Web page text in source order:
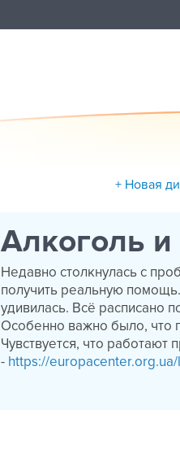
+ Новая
Алкоголь и
Недавно столкнулась с
получить реальную
удивилась. Всё расписано
Особенно важно было, что
Чувствуется, что
- https://